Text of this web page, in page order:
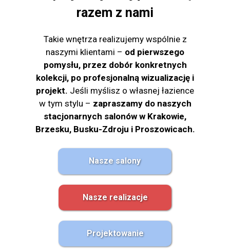
Nasze salony
Takie wnętrza realizujemy wspólnie z
naszymi klientami – od pierwszego
pomysłu, przez dobór konkretnych
kolekcji, po profesjonalną wizualizację i
projekt. Jeśli myślisz o własnej łazience
w tym stylu – zapraszamy do naszych
stacjonarnych salonów w Krakowie,
Brzesku, Busku-Zdroju i Proszowicach.
Nasze realizacje
razem z nami
Projektowanie